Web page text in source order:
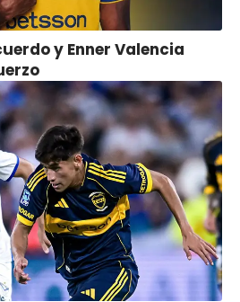
y Enner Valencia